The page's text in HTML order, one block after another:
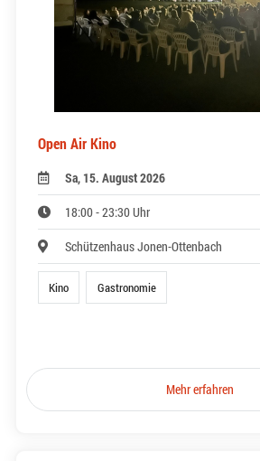
Open Air Kino
Sa, 15. August 2026
18:00 - 23:30 Uhr
Schützenhaus Jonen-Ottenbach
Kino Gastronomie
Mehr erfahren